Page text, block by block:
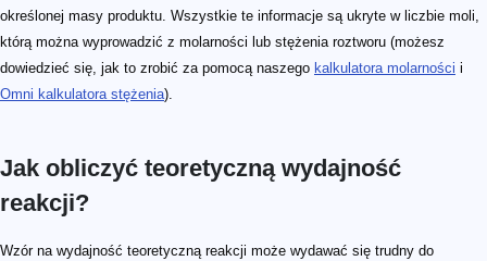
określonej masy produktu. Wszystkie te informacje są ukryte w liczbie moli,
którą można wyprowadzić z molarności lub stężenia roztworu (możesz
dowiedzieć się, jak to zrobić za pomocą naszego kalkulatora molarności i
Omni kalkulatora stężenia).
Jak obliczyć teoretyczną wydajność
reakcji?
Wzór na wydajność teoretyczną reakcji może wydawać się trudny do